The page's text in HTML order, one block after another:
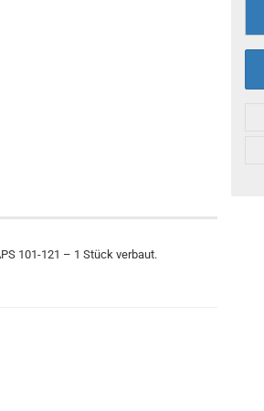
101-121 – 1 Stück verbaut.